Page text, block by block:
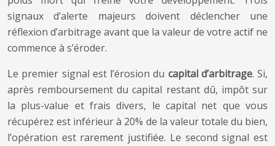
signaux d’alerte majeurs doivent déclencher une
réflexion d’arbitrage avant que la valeur de votre actif ne
commence à s’éroder.
Le premier signal est l’érosion du capital d’arbitrage. Si,
après remboursement du capital restant dû, impôt sur
la plus-value et frais divers, le capital net que vous
récupérez est inférieur à 20% de la valeur totale du bien,
l’opération est rarement justifiée. Le second signal est